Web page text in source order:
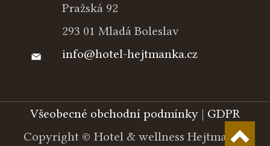
Pražská 92
293 01 Mladá Boleslav
info@hotel-hejtmanka.cz
Všeobecné obchodní podmínky | GDPR
Copyright © Hotel & wellness Hejtmanka